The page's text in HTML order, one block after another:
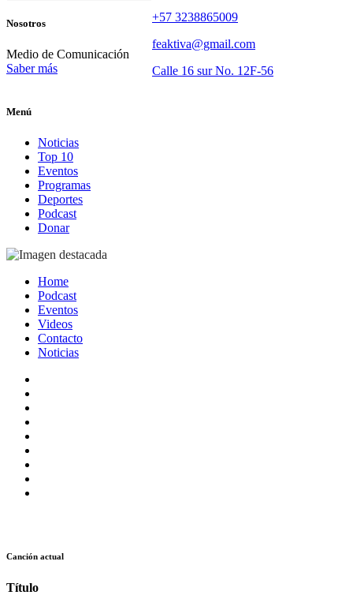
+57 3238865009
feaktiva@gmail.com
Calle 16 sur No. 12F-56
Nosotros
Medio de Comunicación
Saber más
Menú
Noticias
Top 10
Eventos
Programas
Deportes
Podcast
Donar
Home
Podcast
Eventos
Videos
Contacto
Noticias
Canción actual
Título